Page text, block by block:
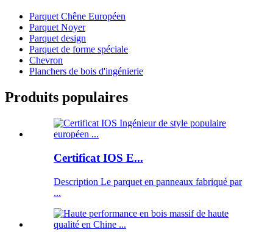
Parquet Chêne Européen
Parquet Noyer
Parquet design
Parquet de forme spéciale
Chevron
Planchers de bois d'ingénierie
Produits populaires
Certificat IOS E...
Description Le parquet en panneaux fabriqué par
...